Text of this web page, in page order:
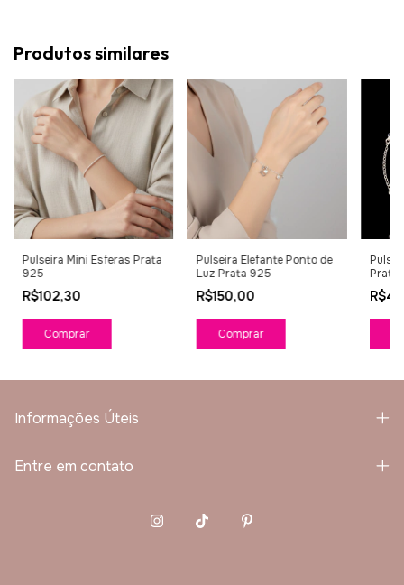
Produtos similares
Pulseira Mini Esferas Prata
925
R$102,30
Pulseira Elefante Ponto de
Luz Prata 925
R$150,00
Prata
Informações Úteis
Entre em contato